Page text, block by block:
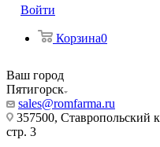
Войти
Корзина0
Ваш город
Пятигорск
sales@romfarma.ru
357500, Ставропольский
стр. 3